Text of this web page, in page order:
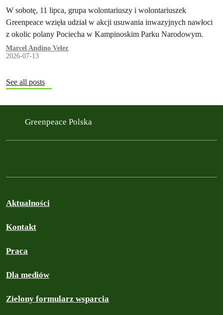
W sobotę, 11 lipca, grupa wolontariuszy i wolontariuszek
Greenpeace wzięła udział w akcji usuwania inwazyjnych nawłoci
z okolic polany Pociecha w Kampinoskim Parku Narodowym.
Marcel Andino Velez
2026-07-13
See all posts
Greenpeace Polska
Aktualności
Kontakt
Praca
Dla mediów
Zielony formularz wsparcia